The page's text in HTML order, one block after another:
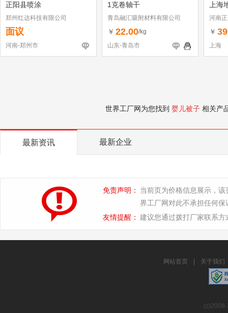
正阳县喷涂
郑州红达科技有限公司
面议
河南-郑州市
1克卷轴干
青岛融汇吸附材料有限公司
￥ 22.00/kg
山东-青岛市
上海
河南
￥
上海
世界工厂网为您找到 婴儿被子 相关产
最新资讯 最新企业
免责声明：
当前页为价格信息展示，
界工厂网对此不承担任何保
友情提醒： 建议您通过拨打厂家联系
网站首页 关于我们